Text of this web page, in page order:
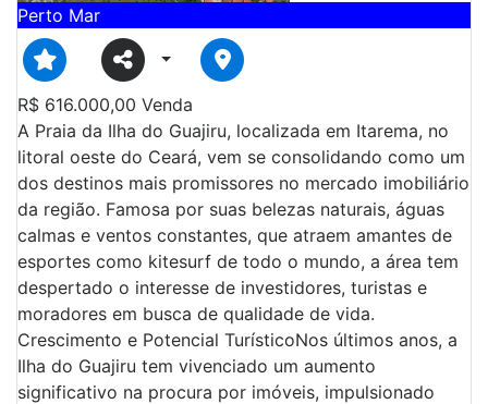
Perto Mar
R$ 616.000,00 Venda
A Praia da Ilha do Guajiru, localizada em Itarema, no
litoral oeste do Ceará, vem se consolidando como um
dos destinos mais promissores no mercado imobiliário
da região. Famosa por suas belezas naturais, águas
calmas e ventos constantes, que atraem amantes de
esportes como kitesurf de todo o mundo, a área tem
despertado o interesse de investidores, turistas e
moradores em busca de qualidade de vida.
Crescimento e Potencial TurísticoNos últimos anos, a
Ilha do Guajiru tem vivenciado um aumento
significativo na procura por imóveis, impulsionado